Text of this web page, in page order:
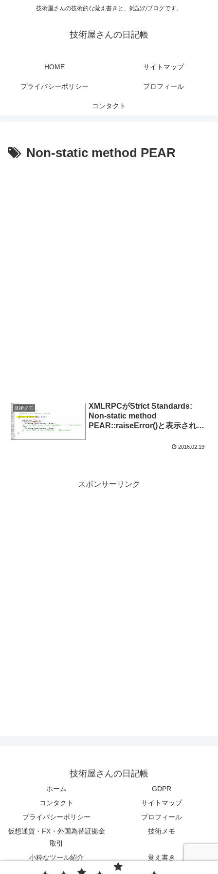
技術屋さんの技術的な覚え書きと、雑記のブログです。
技術屋さんの日記帳
HOME サイトマップ
プライバシーポリシー プロフィール
コンタクト
Non-static method PEAR
技術メモ
XMLRPCがStrict Standards:
Non-static method
PEAR::raiseError()と表示されて
2016.02.13
スポンサーリンク
技術屋さんの日記帳
ホーム
GDPR
コンタクト
サイトマップ
プライバシーポリシー
プロフィール
仮想通貨・FX・外国為替証拠金
取引
技術メモ
小粋なツール紹介
覚え書き
Music
未分類